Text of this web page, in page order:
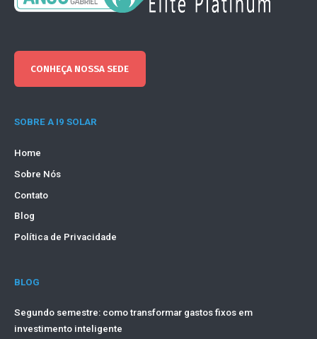
CONHEÇA NOSSA SEDE
SOBRE A I9 SOLAR
Home
Sobre Nós
Contato
Blog
Política de Privacidade
BLOG
Segundo semestre: como transformar gastos fixos em
investimento inteligente